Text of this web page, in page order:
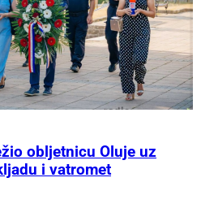
obljetnicu Oluje uz
i vatromet